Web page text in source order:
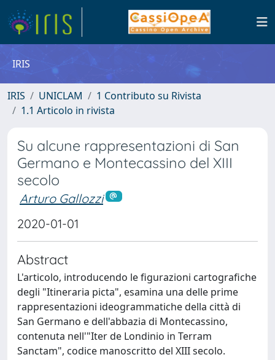
IRIS
IRIS UNICLAM
1 Contributo su Rivista
1.1 Articolo in rivista
Su alcune rappresentazioni di San
Germano e Montecassino del XIII
secolo
Arturo Gallozzi
2020-01-01
Abstract
L'articolo, introducendo le figurazioni cartografiche
degli "Itineraria picta", esamina una delle prime
rappresentazioni ideogrammatiche della città di
San Germano e dell'abbazia di Montecassino,
contenuta nell'"Iter de Londinio in Terram
Sanctam", codice manoscritto del XIII secolo.